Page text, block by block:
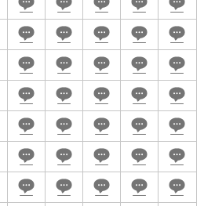
議室の空室状況は
問合せください。
話でのお問合せ
3346-1396
（土日祝日・年末年始を除く）
からのお問合せ
スクール
3名掛け
シアター
形式
島型 T字島型